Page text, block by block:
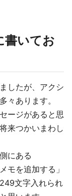
書いてお
したが、アクシ
々あります。
ージがあると思
来つかいまわし
にある
モを追加する」
文字入れられ